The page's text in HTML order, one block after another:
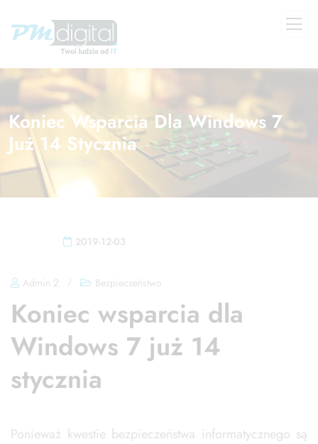
Koniec Wsparcia Dla Windows 7
Już 14 Stycznia
2019-12-03
Admin 2 / Bezpieczeństwo
Koniec wsparcia dla
Windows 7 już 14
stycznia
Ponieważ kwestie bezpieczeństwa informatycznego są